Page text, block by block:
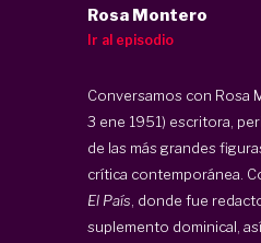
Rosa Montero
Ir al episodio
Conversamos con Rosa
3 ene 1951) escritora,
de las más grandes
crítica contemporánea.
El País, donde fue
suplemento dominical,